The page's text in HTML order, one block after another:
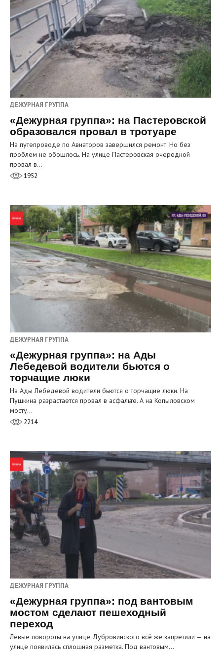
ДЕЖУРНАЯ ГРУППА
«Дежурная группа»: на Пастеровской
образовался провал в тротуаре
На путепроводе по Авиаторов завершился ремонт. Но без
проблем не обошлось. На улице Пастеровская очередной
провал в…
1952
ДЕЖУРНАЯ ГРУППА
«Дежурная группа»: на Ады
Лебедевой водители бьются о
торчащие люки
На Ады Лебедевой водители бьются о торчащие люки. На
Пушкина разрастается провал в асфальте. А на Копыловском
мосту…
2214
ДЕЖУРНАЯ ГРУППА
«Дежурная группа»: под вантовым
мостом сделают пешеходный
переход
Левые повороты на улице Дубровинского всё же запретили — на
улице появилась сплошная разметка. Под вантовым…